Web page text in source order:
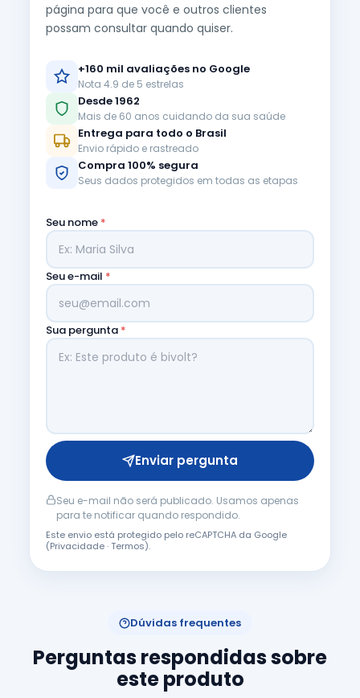
página para que você e outros clientes
possam consultar quando quiser.
+160 mil avaliações no Google
Nota 4.9 de 5 estrelas
Desde 1962
Mais de 60 anos cuidando da sua saúde
Entrega para todo o Brasil
Envio rápido e rastreado
Compra 100% segura
Seus dados protegidos em todas as etapas
Seu nome *
Seu e-mail *
Sua pergunta *
Enviar pergunta
Seu e-mail não será publicado. Usamos apenas
para te notificar quando respondido.
Este envio está protegido pelo reCAPTCHA da Google
(Privacidade·Termos).
Dúvidas frequentes
Perguntas respondidas sobre
este produto